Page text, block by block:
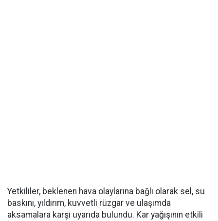
Yetkililer, beklenen hava olaylarına bağlı olarak sel, su
baskını, yıldırım, kuvvetli rüzgar ve ulaşımda
aksamalara karşı uyarıda bulundu. Kar yağışının etkili